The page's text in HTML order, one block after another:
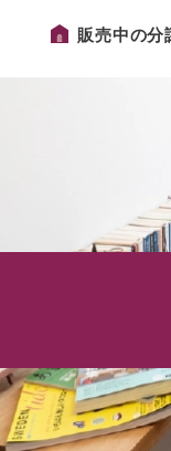
販売中の分